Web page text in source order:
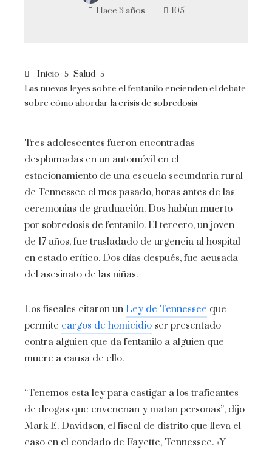
Hace 3 años
105
Inicio
Salud
Las nuevas leyes sobre el fentanilo encienden el debate
sobre cómo abordar la crisis de sobredosis
Tres adolescentes fueron encontradas
desplomadas en un automóvil en el
estacionamiento de una escuela secundaria rural
de Tennessee el mes pasado, horas antes de las
ceremonias de graduación. Dos habían muerto
por sobredosis de fentanilo. El tercero, un joven
de 17 años, fue trasladado de urgencia al hospital
en estado crítico. Dos días después, fue acusada
del asesinato de las niñas.
Los fiscales citaron un Ley de Tennessee que
permite cargos de homicidio ser presentado
contra alguien que da fentanilo a alguien que
muere a causa de ello.
“Tenemos esta ley para castigar a los traficantes
de drogas que envenenan y matan personas”, dijo
Mark E. Davidson, el fiscal de distrito que lleva el
caso en el condado de Fayette, Tennessee. «Y